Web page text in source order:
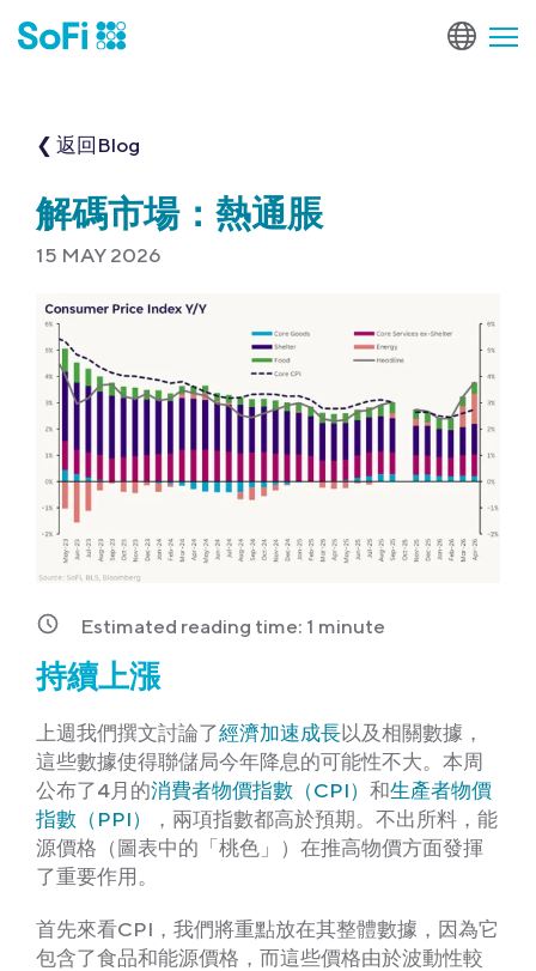
❮ 返回Blog
解碼市場：熱通脹
15 MAY 2026
Estimated reading time: 1 minute
持續上漲
上週我們撰文討論了經濟加速成長以及相關數據，
這些數據使得聯儲局今年降息的可能性不大。本周
公布了4月的消費者物價指數（CPI） 和生產者物價
指數（PPI）
，兩項指數都高於預期。不出所料，能
源價格（圖表中的「桃色」）在推高物價方面發揮
了重要作用。
首先來看CPI，我們將重點放在其整體數據，因為它
包含了食品和能源價格，而這些價格由於波動性較